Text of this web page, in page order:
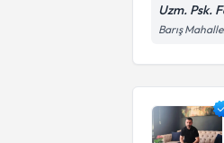
Uzm. Psk.
Barış